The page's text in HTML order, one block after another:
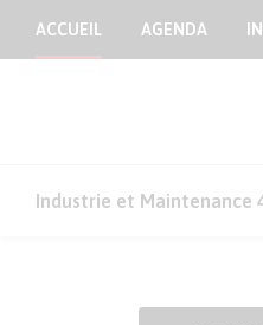
ACCUEIL AGENDA
Industrie et Maintenance